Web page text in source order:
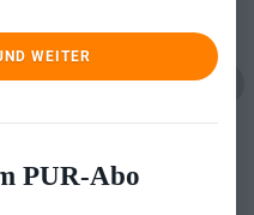
WEITER
PUR-Abo